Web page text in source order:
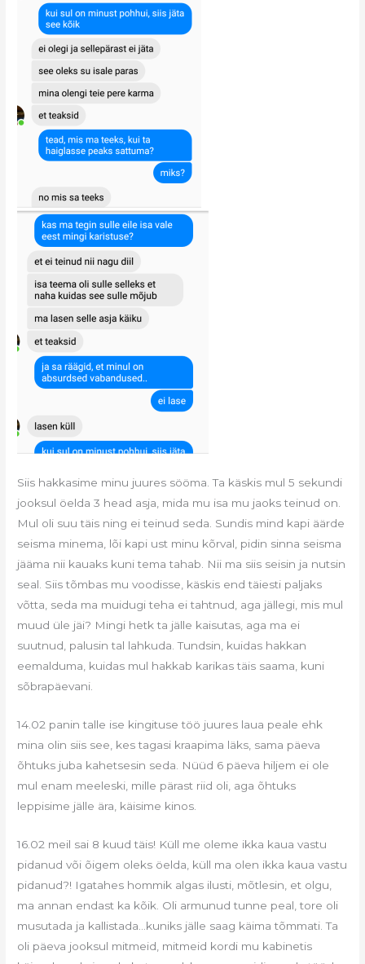
Siis hakkasime minu juures sööma. Ta käskis mul 5 sekundi
jooksul öelda 3 head asja, mida mu isa mu jaoks teinud on.
Mul oli suu täis ning ei teinud seda. Sundis mind kapi äärde
seisma minema, lõi kapi ust minu kõrval, pidin sinna seisma
jääma nii kauaks kuni tema tahab. Nii ma siis seisin ja nutsin
seal. Siis tõmbas mu voodisse, käskis end täiesti paljaks
võtta, seda ma muidugi teha ei tahtnud, aga jällegi, mis mul
muud üle jäi? Mingi hetk ta jälle kaisutas, aga ma ei
suutnud, palusin tal lahkuda. Tundsin, kuidas hakkan
eemalduma, kuidas mul hakkab karikas täis saama, kuni
sõbrapäevani.
14.02 panin talle ise kingituse töö juures laua peale ehk
mina olin siis see, kes tagasi kraapima läks, sama päeva
õhtuks juba kahetsesin seda. Nüüd 6 päeva hiljem ei ole
mul enam meeleski, mille pärast riid oli, aga õhtuks
leppisime jälle ära, käisime kinos.
16.02 meil sai 8 kuud täis! Küll me oleme ikka kaua vastu
pidanud või õigem oleks öelda, küll ma olen ikka kaua vastu
pidanud?! Igatahes hommik algas ilusti, mõtlesin, et olgu,
ma annan endast ka kõik. Oli armunud tunne peal, tore oli
musutada ja kallistada…kuniks jälle saag käima tõmmati. Ta
oli päeva jooksul mitmeid, mitmeid kordi mu kabinetis